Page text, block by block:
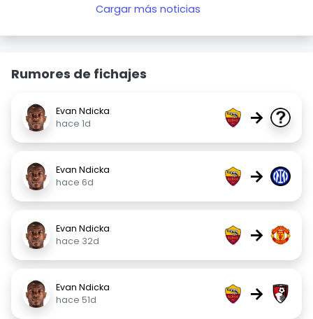
Cargar más noticias
Rumores de fichajes
Evan Ndicka
hace 1d
→
Evan Ndicka
hace 6d
→
Evan Ndicka
hace 32d
→
Evan Ndicka
hace 51d
→